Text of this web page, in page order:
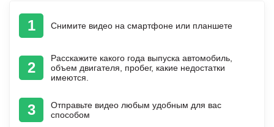
1 Снимите видео на смартфоне или планшете
2
Расскажите какого года выпуска автомобиль,
объем двигателя, пробег, какие недостатки
имеются.
3
Отправьте видео любым удобным для вас
способом